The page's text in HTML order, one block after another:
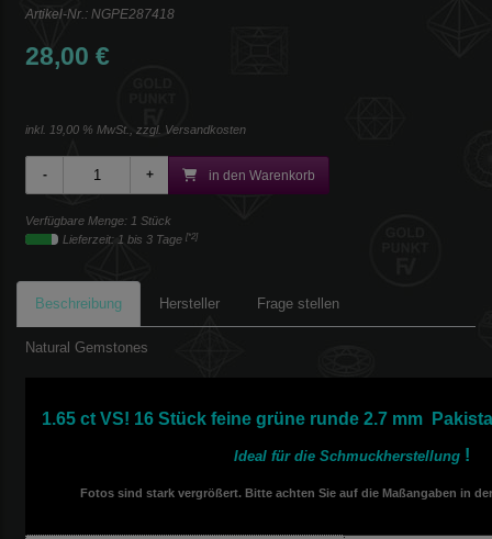
Artikel-Nr.: NGPE287418
28,00 €
inkl. 19,00 % MwSt., zzgl. Versandkosten
in den Warenkorb
Verfügbare Menge: 1 Stück
Lieferzeit: 1 bis 3 Tage [*2]
Beschreibung Hersteller Frage stellen
Natural Gemstones
1.65 ct VS! 16 Stück feine grüne runde 2.7 mm
Ideal für die Schmuckherstellung !
Fotos sind stark vergrößert. Bitte achten Sie auf die Maßangaben in